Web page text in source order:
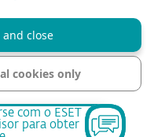
Avisos jurídicos
reservados. As marcas aqui usadas
América do Norte. Todos os outros
com o ESET
para obter
close
cookies only
cookies